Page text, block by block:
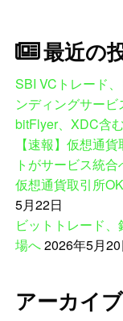
最近の
SBI VCトレード
ンディングサービ
bitFlyer、XDC含
【速報】仮想通
トがサービス統合
仮想通貨取引所
5月22日
ビットトレード
場へ2026年5月20
アーカイブ